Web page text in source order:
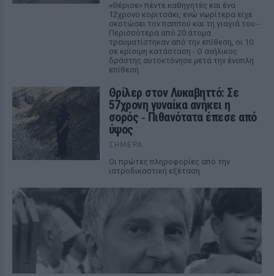
«Θέρισε» πέντε καθηγητές και ένα
12χρονο κοριτσάκι, ενώ νωρίτερα είχε
σκοτώσει τον παππού και τη γιαγιά του -
Περισσότερα από 20 άτομα
τραυματίστηκαν από την επίθεση, οι 10
σε κρίσιμη κατάσταση - Ο ανήλικος
δράστης αυτοκτόνησε μετά την ένοπλη
επίθεση
Θρίλερ στον Λυκαβηττό: Σε
57χρονη γυναίκα ανήκει η
σορός ‑ Πιθανότατα έπεσε από
ύψος
ΣΉΜΕΡΑ
Οι πρώτες πληροφορίες από την
ιατροδικαστική εξέταση